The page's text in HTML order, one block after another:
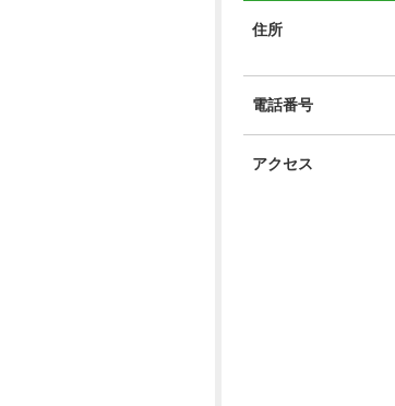
住所
電話番号
アクセス